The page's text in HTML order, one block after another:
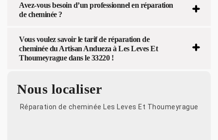
Avez-vous besoin d’un professionnel en réparation
de cheminée ?
Vous voulez savoir le tarif de réparation de
cheminée du Artisan Andueza à Les Leves Et
Thoumeyrague dans le 33220 !
Nous localiser
Réparation de cheminée Les Leves Et Thoumeyrague